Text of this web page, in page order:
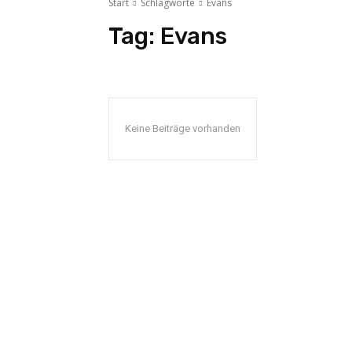
Start Schlagworte Evans
Tag: Evans
Keine Beiträge vorhanden